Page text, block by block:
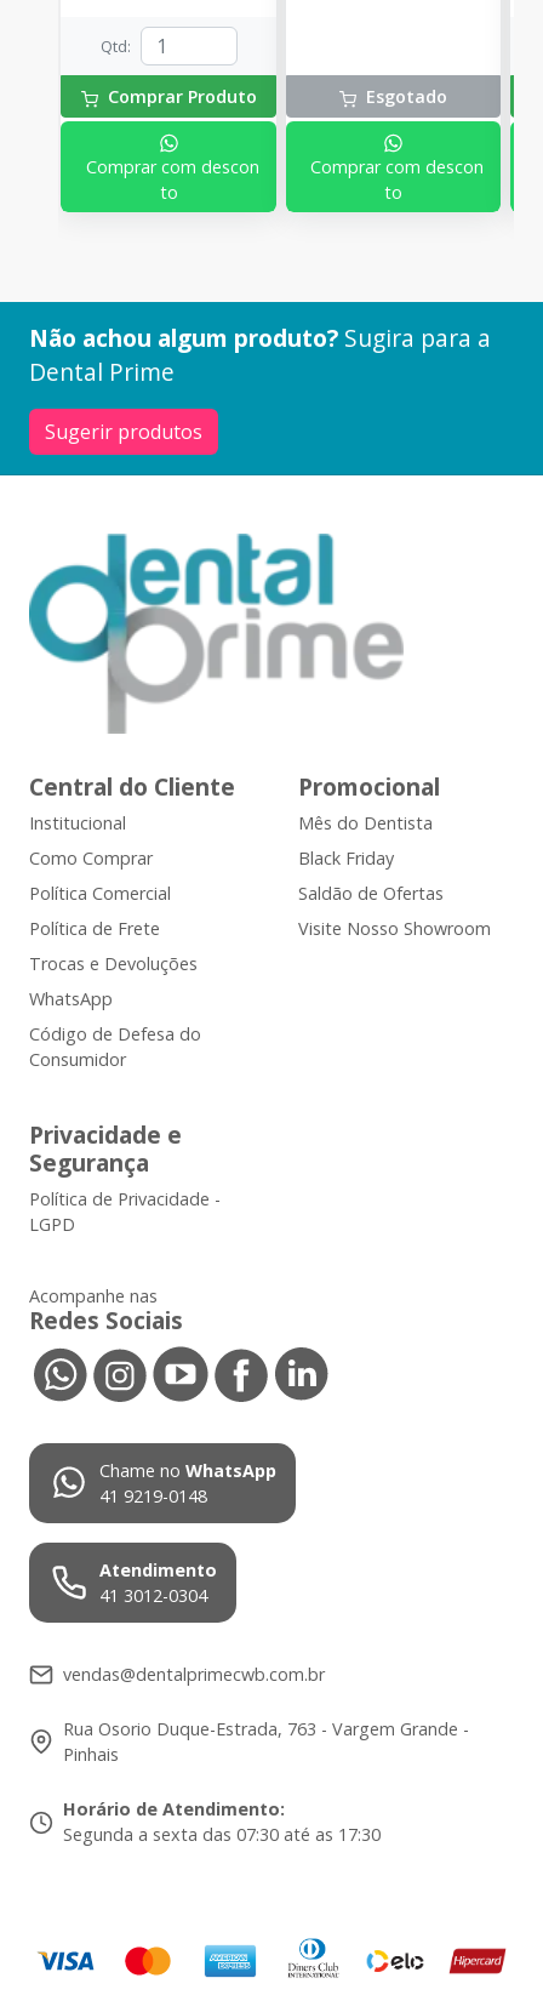
Qtd:
Comprar Produto
Comprar com descon
to
Esgotado
Comprar com descon
to
Não achou algum produto? Sugira para a
Dental Prime
Sugerir produtos
Central do Cliente
Institucional
Como Comprar
Política Comercial
Política de Frete
Trocas e Devoluções
WhatsApp
Código de Defesa do
Consumidor
Promocional
Mês do Dentista
Black Friday
Saldão de Ofertas
Visite Nosso Showroom
Privacidade e
Segurança
Política de Privacidade -
LGPD
Acompanhe nas
Redes Sociais
Chame no WhatsApp
41 9219-0148
Atendimento
41 3012-0304
vendas@dentalprimecwb.com.br
Rua Osorio Duque-Estrada, 763 - Vargem Grande -
Pinhais
Horário de Atendimento:
Segunda a sexta das 07:30 até as 17:30